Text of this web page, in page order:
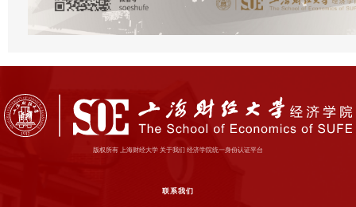
版权所有 上海财经大学 关于我们 经济学院统一身份认证平台
联系我们